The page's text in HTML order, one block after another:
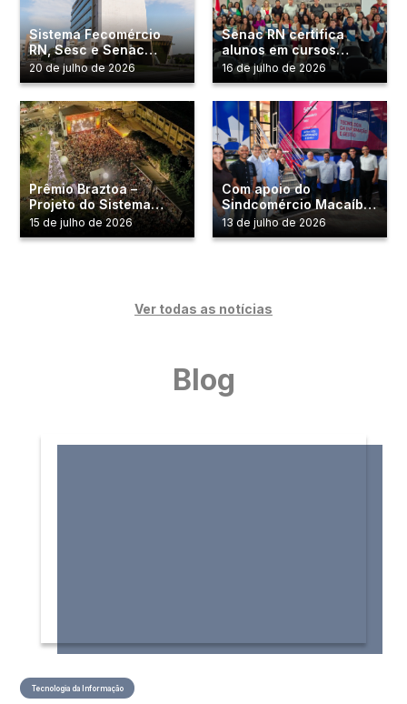
Sistema Fecomércio
RN, Sesc e Senac
conquista certificação
GPTW pelo terceiro ano
20 de julho de 2026
Senac RN certifica
alunos em cursos
profissionalizantes em
São José de Mipibu
16 de julho de 2026
Prêmio Braztoa –
Projeto do Sistema
Fecomércio RN é
semifinalista na maior
15 de julho de 2026
Com apoio do
Sindcomércio Macaíba,
Senac RN instala
Unidade Móvel de TI no
13 de julho de 2026
Ver todas as notícias
Blog
Tecnologia da Informação